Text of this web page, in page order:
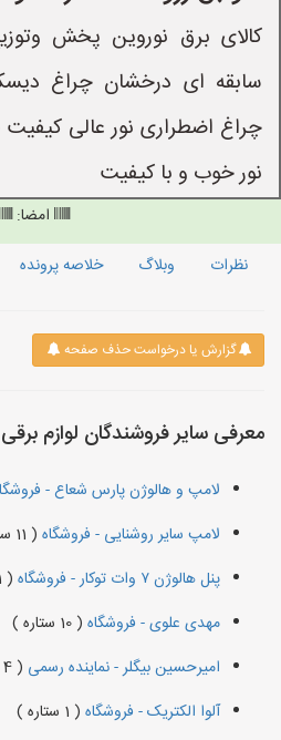
کالای برق نوروین پخش
چراغ اضطراری نور عالی
نور خوب و با کیفیت
امضا:
نظرات
وبلاگ خلاصه پرونده
گزارش یا درخواست حذف صفحه
معرفی سایر فروشندگان لوازم
لامپ و هالوژن پارس شعاع -
لامپ سایر روشنایی - فروشگاه ( 11 ستاره )
پنل هالوژن ۷ وات توکار - فروشگاه
( 11 ستاره )
مهدی علوی - فروشگاه ( 10 ستاره )
امیرحسین بیگلر - نماینده رسمی ( 4 ستاره )
آلوا الکتریک - فروشگاه ( 1 ستاره )